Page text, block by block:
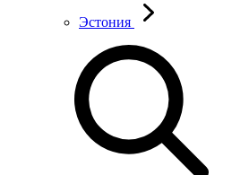
Эстония